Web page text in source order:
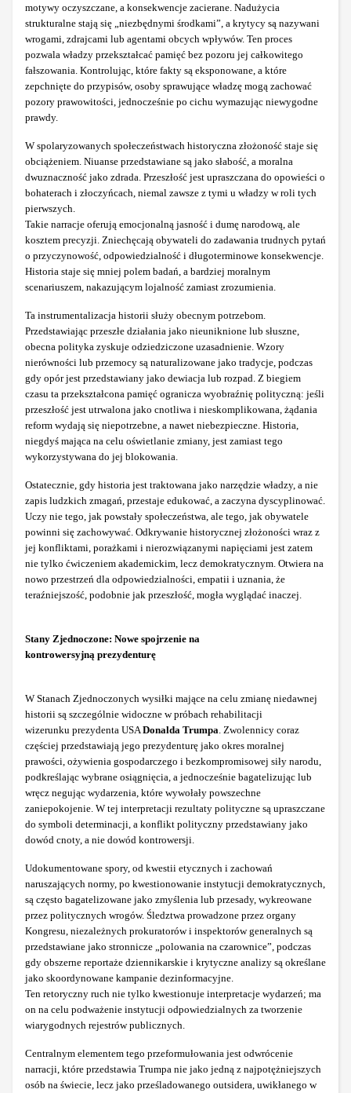
motywy oczyszczane, a konsekwencje zacierane. Nadużycia
strukturalne stają się „niezbędnymi środkami”, a krytycy są nazywani
wrogami, zdrajcami lub agentami obcych wpływów. Ten proces
pozwala władzy przekształcać pamięć bez pozoru jej całkowitego
fałszowania. Kontrolując, które fakty są eksponowane, a które
zepchnięte do przypisów, osoby sprawujące władzę mogą zachować
pozory prawowitości, jednocześnie po cichu wymazując niewygodne
prawdy.
W spolaryzowanych społeczeństwach historyczna złożoność staje się
obciążeniem. Niuanse przedstawiane są jako słabość, a moralna
dwuznaczność jako zdrada. Przeszłość jest upraszczana do opowieści o
bohaterach i złoczyńcach, niemal zawsze z tymi u władzy w roli tych
pierwszych.
Takie narracje oferują emocjonalną jasność i dumę narodową, ale
kosztem precyzji. Zniechęcają obywateli do zadawania trudnych pytań
o przyczynowość, odpowiedzialność i długoterminowe konsekwencje.
Historia staje się mniej polem badań, a bardziej moralnym
scenariuszem, nakazującym lojalność zamiast zrozumienia.
Ta instrumentalizacja historii służy obecnym potrzebom.
Przedstawiając przeszłe działania jako nieuniknione lub słuszne,
obecna polityka zyskuje odziedziczone uzasadnienie. Wzory
nierówności lub przemocy są naturalizowane jako tradycje, podczas
gdy opór jest przedstawiany jako dewiacja lub rozpad. Z biegiem
czasu ta przekształcona pamięć ogranicza wyobraźnię polityczną: jeśli
przeszłość jest utrwalona jako cnotliwa i nieskomplikowana, żądania
reform wydają się niepotrzebne, a nawet niebezpieczne. Historia,
niegdyś mająca na celu oświetlanie zmiany, jest zamiast tego
wykorzystywana do jej blokowania.
Ostatecznie, gdy historia jest traktowana jako narzędzie władzy, a nie
zapis ludzkich zmagań, przestaje edukować, a zaczyna dyscyplinować.
Uczy nie tego, jak powstały społeczeństwa, ale tego, jak obywatele
powinni się zachowywać. Odkrywanie historycznej złożoności wraz z
jej konfliktami, porażkami i nierozwiązanymi napięciami jest zatem
nie tylko ćwiczeniem akademickim, lecz demokratycznym. Otwiera na
nowo przestrzeń dla odpowiedzialności, empatii i uznania, że
teraźniejszość, podobnie jak przeszłość, mogła wyglądać inaczej.
Stany Zjednoczone: Nowe spojrzenie na
kontrowersyjną prezydenturę
W Stanach Zjednoczonych wysiłki mające na celu zmianę niedawnej
historii są szczególnie widoczne w próbach rehabilitacji
wizerunku prezydenta USADonalda Trumpa. Zwolennicy coraz
częściej przedstawiają jego prezydenturę jako okres moralnej
prawości, ożywienia gospodarczego i bezkompromisowej siły narodu,
podkreślając wybrane osiągnięcia, a jednocześnie bagatelizując lub
wręcz negując wydarzenia, które wywołały powszechne
zaniepokojenie. W tej interpretacji rezultaty polityczne są upraszczane
do symboli determinacji, a konflikt polityczny przedstawiany jako
dowód cnoty, a nie dowód kontrowersji.
Udokumentowane spory, od kwestii etycznych i zachowań
naruszających normy, po kwestionowanie instytucji demokratycznych,
są często bagatelizowane jako zmyślenia lub przesady, wykreowane
przez politycznych wrogów. Śledztwa prowadzone przez organy
Kongresu, niezależnych prokuratorów i inspektorów generalnych są
przedstawiane jako stronnicze „polowania na czarownice”, podczas
gdy obszerne reportaże dziennikarskie i krytyczne analizy są określane
jako skoordynowane kampanie dezinformacyjne.
Ten retoryczny ruch nie tylko kwestionuje interpretacje wydarzeń; ma
on na celu podważenie instytucji odpowiedzialnych za tworzenie
wiarygodnych rejestrów publicznych.
Centralnym elementem tego przeformułowania jest odwrócenie
narracji, które przedstawia Trumpa nie jako jedną z najpotężniejszych
osób na świecie, lecz jako prześladowanego outsidera, uwikłanego w